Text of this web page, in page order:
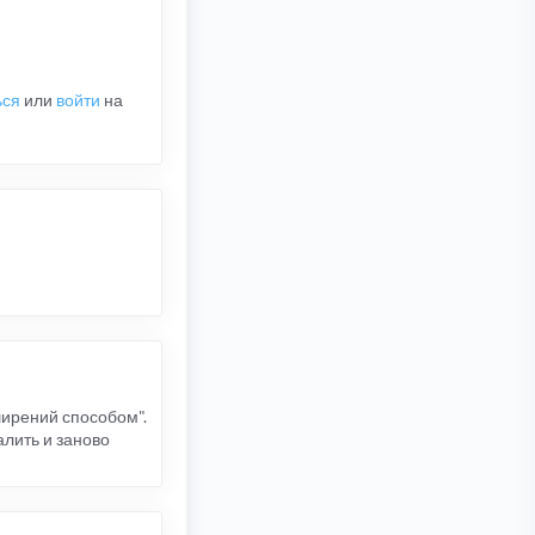
или войти на
способом".
и заново